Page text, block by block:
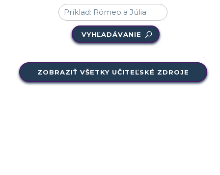
VYHĽADÁVANIE
ZOBRAZIŤ VŠETKY UČITEĽSKÉ ZDROJE